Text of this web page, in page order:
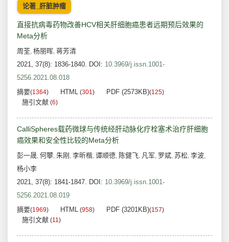
论著_肝脏肿瘤
直接抗病毒药物改善HCV相关肝细胞癌患者远期预后效果的
Meta分析
周荃, 杨丽晖, 蒋芳清
2021, 37(8): 1836-1840. DOI: 10.3969/j.issn.1001-
5256.2021.08.018
摘要(1364) HTML (301) PDF (2573KB)(125)
施引文献 (6)
CalliSpheres载药微球与传统经肝动脉化疗栓塞术治疗肝细胞
癌效果和安全性比较的Meta分析
彭一晟, 何攀, 朱刚 , 李昕楷, 谭顺德, 陈健飞, 凡军, 罗斌, 苏松, 李波,
杨小李
2021, 37(8): 1841-1847. DOI: 10.3969/j.issn.1001-
5256.2021.08.019
摘要(1969) HTML (958) PDF (3201KB)(157)
施引文献 (11)